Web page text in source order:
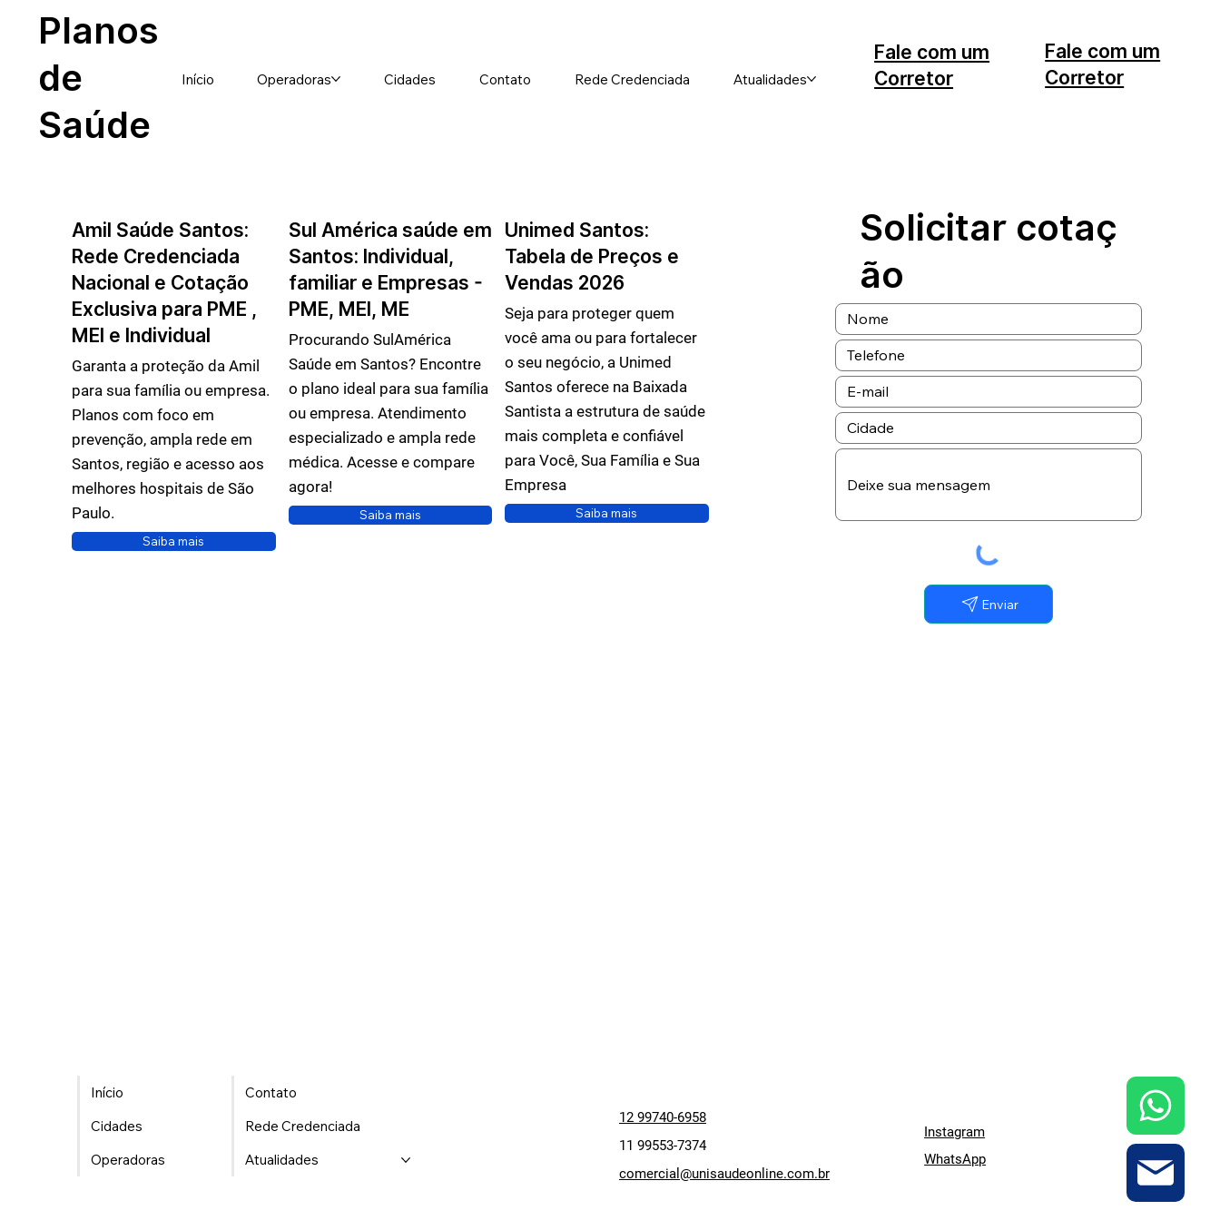
Planos
de
Saúde
Início Operadoras Cidades Contato Rede Credenciada Atualidades
Fale com um
Corretor
Fale com um
Corretor
Solicitar cotaç
ão
Enviar
Amil Saúde Santos:
Rede Credenciada
Nacional e Cotação
Exclusiva para PME ,
MEI e Individual
Garanta a proteção da Amil
para sua família ou empresa.
Planos com foco em
prevenção, ampla rede em
Santos, região e acesso aos
melhores hospitais de São
Paulo.
Saiba mais
Sul América saúde em
Santos: Individual,
familiar e Empresas -
PME, MEI, ME
Procurando SulAmérica
Saúde em Santos? Encontre
o plano ideal para sua família
ou empresa. Atendimento
especializado e ampla rede
médica. Acesse e compare
agora!
Saiba mais
Unimed Santos:
Tabela de Preços e
Vendas 2026
Seja para proteger quem
você ama ou para fortalecer
o seu negócio, a Unimed
Santos oferece na Baixada
Santista a estrutura de saúde
mais completa e confiável
para Você, Sua Família e Sua
Empresa
Saiba mais
Início
Cidades
Operadoras
Contato
Rede Credenciada
Atualidades
12 99740-6958
11 99553-7374
comercial@unisaudeonline.com.br
WhatsApp
Instagram